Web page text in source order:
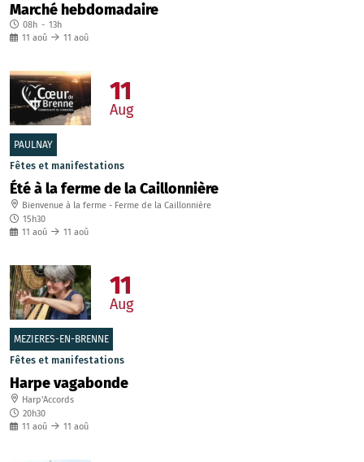
Marché hebdomadaire
08h - 13h
11 aoû 11 aoû
PAULNAY
Fêtes et manifestations
Été à la ferme de la Caillonnière
Bienvenue à la ferme - Ferme de la Caillonnière
15h30
11 aoû 11 aoû
11
Aug
MEZIERES-EN-BRENNE
Fêtes et manifestations
Harpe vagabonde
Harp'Accords
20h30
11 aoû 11 aoû
11
Aug